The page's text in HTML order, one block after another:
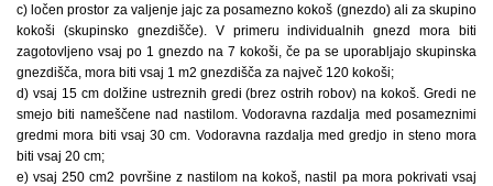
c) ločen prostor za valjenje jajc za posamezno kokoš (gnezdo) ali za skupino
kokoši (skupinsko gnezdišče). V primeru individualnih gnezd mora biti
zagotovljeno vsaj po 1 gnezdo na 7 kokoši, če pa se uporabljajo skupinska
gnezdišča, mora biti vsaj 1 m2 gnezdišča za največ 120 kokoši;
d) vsaj 15 cm dolžine ustreznih gredi (brez ostrih robov) na kokoš. Gredi ne
smejo biti nameščene nad nastilom. Vodoravna razdalja med posameznimi
gredmi mora biti vsaj 30 cm. Vodoravna razdalja med gredjo in steno mora
biti vsaj 20 cm;
e) vsaj 250 cm2 površine z nastilom na kokoš, nastil pa mora pokrivati vsaj